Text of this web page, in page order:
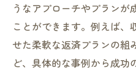
うなアプローチやプランが
ことができます。例えば、
せた柔軟な返済プランの組
ど、具体的な事例から成功